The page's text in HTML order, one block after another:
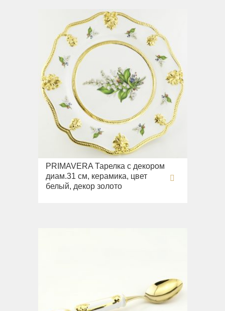
PRIMAVERA Тарелка с декором
диам.31 см, керамика, цвет
белый, декор золото